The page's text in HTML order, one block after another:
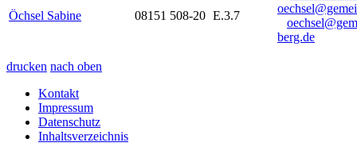
Öchsel Sabine 08151 508-20 E.3.7
berg.de
drucken nach oben
Kontakt
Impressum
Datenschutz
Inhaltsverzeichnis